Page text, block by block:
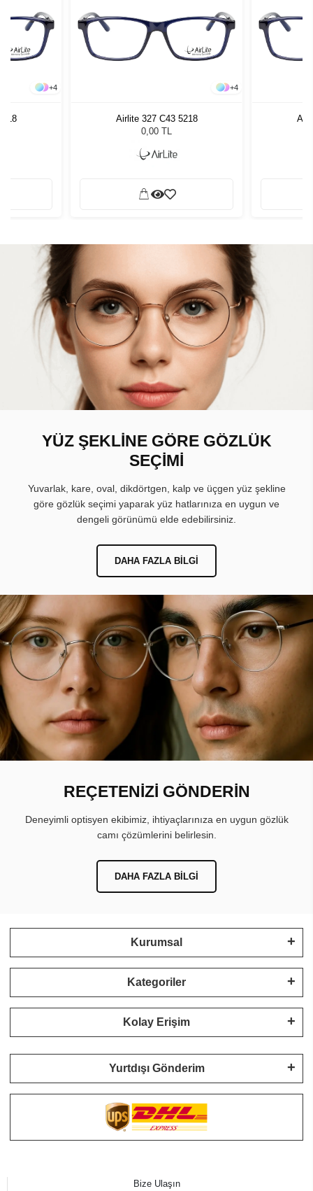
+4 +4
Airlite 327 C43 5218
0,00 TL
YÜZ ŞEKLİNE GÖRE GÖZLÜK
SEÇİMİ
Yuvarlak, kare, oval, dikdörtgen, kalp ve üçgen yüz şekline
göre gözlük seçimi yaparak yüz hatlarınıza en uygun ve
dengeli görünümü elde edebilirsiniz.
DAHA FAZLA BILGI
REÇETENİZİ GÖNDERİN
Deneyimli optisyen ekibimiz, ihtiyaçlarınıza en uygun gözlük
camı çözümlerini belirlesin.
DAHA FAZLA BILGI
Kurumsal
Kategoriler
Kolay Erişim
Yurtdışı Gönderim
Bize Ulaşın